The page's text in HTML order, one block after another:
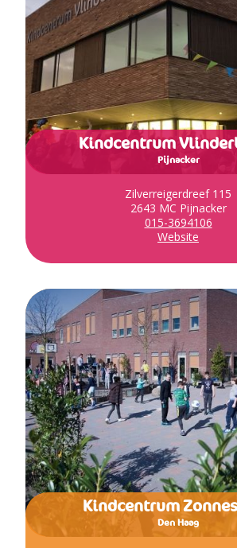
Kindcentrum
Pijnacker
Zilverreigerdreef 115
2643 MC Pijnacker
015-3694106
Website
Kindcentrum
Den Haag